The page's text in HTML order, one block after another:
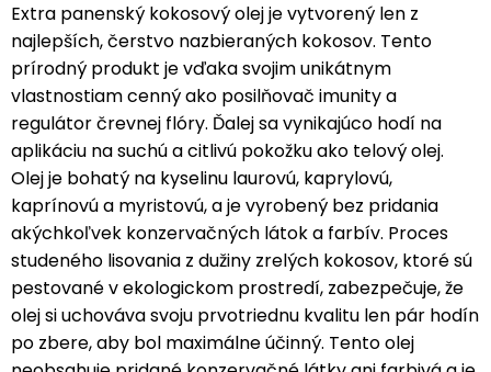
Extra panenský kokosový olej je vytvorený len z
najlepších, čerstvo nazbieraných kokosov. Tento
prírodný produkt je vďaka svojim unikátnym
vlastnostiam cenný ako posilňovač imunity a
regulátor črevnej flóry. Ďalej sa vynikajúco hodí na
aplikáciu na suchú a citlivú pokožku ako telový olej.
Olej je bohatý na kyselinu laurovú, kaprylovú,
kaprínovú a myristovú, a je vyrobený bez pridania
akýchkoľvek konzervačných látok a farbív. Proces
studeného lisovania z dužiny zrelých kokosov, ktoré sú
pestované v ekologickom prostredí, zabezpečuje, že
olej si uchováva svoju prvotriednu kvalitu len pár hodín
po zbere, aby bol maximálne účinný. Tento olej